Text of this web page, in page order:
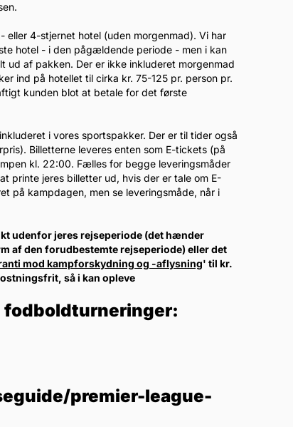
4-stjernet hotel (uden morgenmad). Vi har
hotel - i den pågældende periode - men i kan
af pakken. Der er ikke inkluderet morgenmad
ind på hotellet til cirka kr. 75-125 pr. person pr.
kunden blot at betale for det første
i vores sportspakker. Der er til tider også
Billetterne leveres enten som E-tickets (på
kl. 22:00. Fælles for begge leveringsmåder
printe jeres billetter ud, hvis der er tale om E-
på kampdagen, men se leveringsmåde, når i
udenfor jeres rejseperiode (det hænder
af den forudbestemte rejseperiode) eller det
mod kampforskydning og -aflysning' til kr.
så i kan opleve
fodboldturneringer:
premier-league-